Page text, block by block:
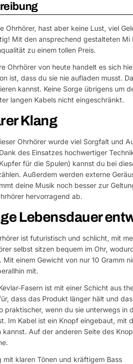
Ohrhörer, hast aber keine Lust, viel
Mit den ansprechend gestalteten Mi
zu einem tollen Preis.
Ohrhörer von heute handelt es sich
ist, dass du sie nie aufladen musst.
kannst. Keine Sorge übrigens um
langen Kabels nicht eingeschränkt.
Klang
Ohrhörer wurde viel Sorgfalt und
des Einsatzes hochwertiger
für die Spulen) kannst du bei
Außerdem werden externe
deine Musik noch besser zur
hervorragend ab.
Lebensdauer
ist futuristisch und schlicht, mit
selbst sitzen bequem im Ohr,
einem Gewicht von nur 10 Gramm
mit.
Fasern ist mit einer Schicht aus
dass das Produkt länger hält und
praktischer, wenn du sie unterwegs in
Im Kabel ist ein Knopf eingebaut, mit
Auf der anderen Seite des
mit klaren Tönen und kräftigem Bass